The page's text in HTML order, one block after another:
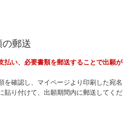
郵送
払い、必要書類を郵送することで出願が
を確認し、マイページより印刷した宛名
貼り付けて、出願期間内に郵送してくだ